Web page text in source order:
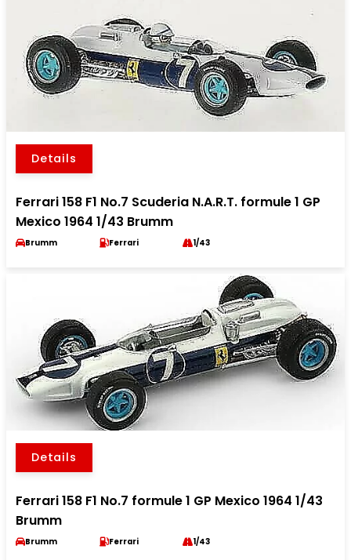
Details
Ferrari 158 F1 No.7 Scuderia N.A.R.T. formule 1 GP
Mexico 1964 1/43 Brumm
Brumm Ferrari 1/43
Details
Ferrari 158 F1 No.7 formule 1 GP Mexico 1964 1/43
Brumm
Brumm Ferrari 1/43